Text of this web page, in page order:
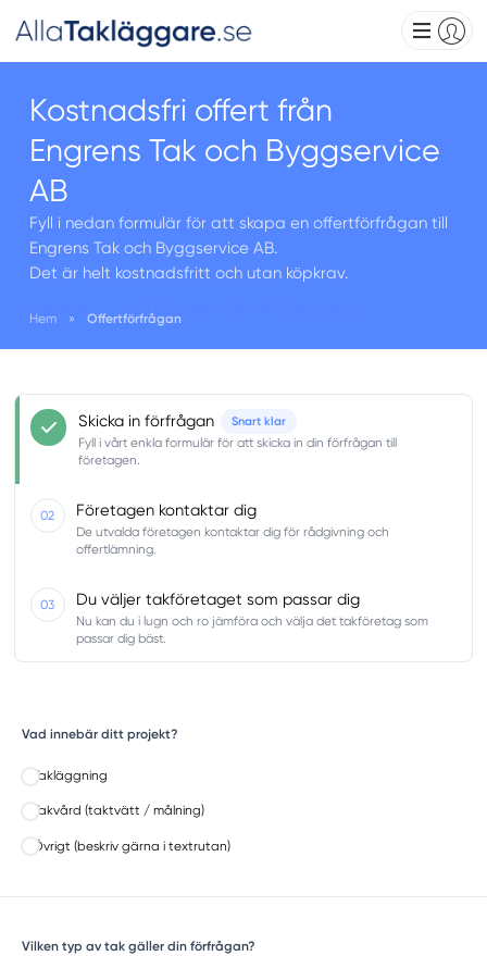
Kostnadsfri offert från
Engrens Tak och Byggservice
AB
Fyll i nedan formulär för att skapa en offertförfrågan till
Engrens Tak och Byggservice AB.
Det är helt kostnadsfritt och utan köpkrav.
Hem » Offertförfrågan
Skicka in förfrågan Snart klar
Fyll i vårt enkla formulär för att skicka in din förfrågan till
företagen.
02 Företagen kontaktar dig
De utvalda företagen kontaktar dig för rådgivning och
offertlämning.
03 Du väljer takföretaget som passar dig
Nu kan du i lugn och ro jämföra och välja det takföretag som
passar dig bäst.
Vad innebär ditt projekt?
Takläggning
Takvård (taktvätt / målning)
Övrigt (beskriv gärna i textrutan)
Vilken typ av tak gäller din förfrågan?